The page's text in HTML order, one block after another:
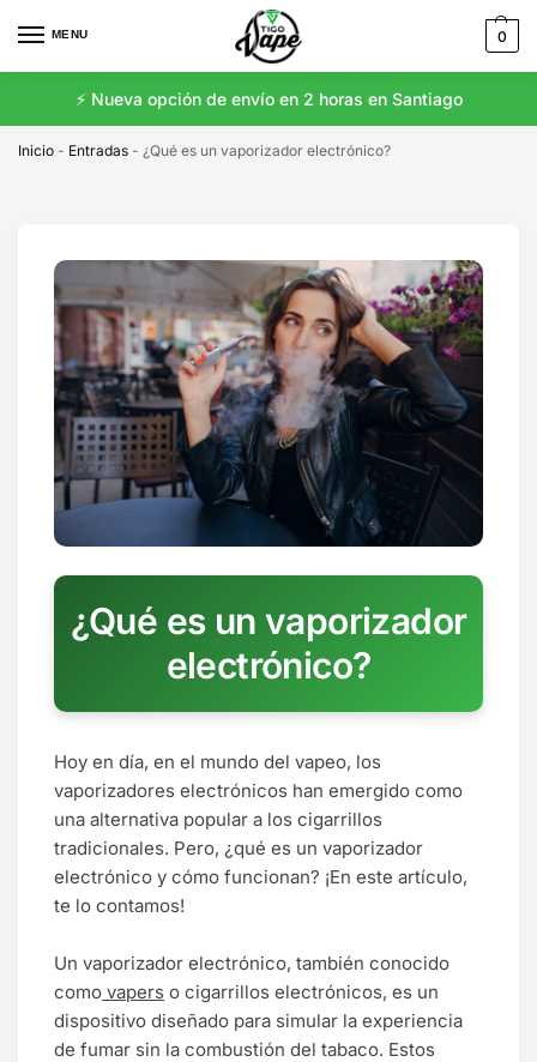
MENU 0
⚡️ Nueva opción de envío en 2 horas en Santiago
Inicio - Entradas - ¿Qué es un vaporizador electrónico?
¿Qué es un vaporizador
electrónico?
Hoy en día, en el mundo del vapeo, los
vaporizadores electrónicos han emergido como
una alternativa popular a los cigarrillos
tradicionales. Pero, ¿qué es un vaporizador
electrónico y cómo funcionan? ¡En este artículo,
te lo contamos!
Un vaporizador electrónico, también conocido
como vapers o cigarrillos electrónicos, es un
dispositivo diseñado para simular la experiencia
de fumar sin la combustión del tabaco. Estos